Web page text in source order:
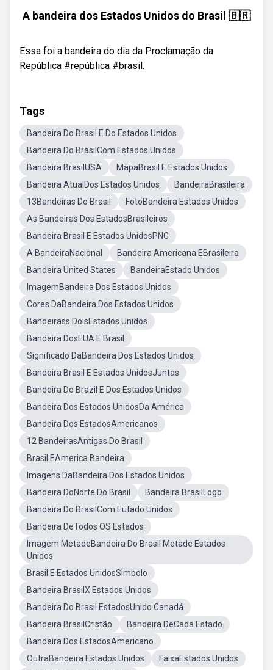
A bandeira dos Estados Unidos do Brasil 🇧🇷
Essa foi a bandeira do dia da Proclamação da
República #república #brasil.
Tags
Bandeira Do Brasil E Do Estados Unidos
Bandeira Do BrasilCom Estados Unidos
Bandeira BrasilUSA
MapaBrasil E Estados Unidos
Bandeira AtualDos Estados Unidos
BandeiraBrasileira
13Bandeiras Do Brasil
FotoBandeira Estados Unidos
As Bandeiras Dos EstadosBrasileiros
Bandeira Brasil E Estados UnidosPNG
A BandeiraNacional
Bandeira Americana EBrasileira
Bandeira United States
BandeiraEstado Unidos
ImagemBandeira Dos Estados Unidos
Cores DaBandeira Dos Estados Unidos
Bandeirass DoisEstados Unidos
Bandeira DosEUA E Brasil
Significado DaBandeira Dos Estados Unidos
Bandeira Brasil E Estados UnidosJuntas
Bandeira Do Brazil E Dos Estados Unidos
Bandeira Dos Estados UnidosDa América
Bandeira Dos EstadosAmericanos
12 BandeirasAntigas Do Brasil
Brasil EAmerica Bandeira
Imagens DaBandeira Dos Estados Unidos
Bandeira DoNorte Do Brasil
Bandeira BrasilLogo
Bandeira Do BrasilCom Eutado Unidos
Bandeira DeTodos OS Estados
Imagem MetadeBandeira Do Brasil Metade Estados
Unidos
Brasil E Estados UnidosSimbolo
Bandeira BrasilX Estados Unidos
Bandeira Do Brasil EstadosUnido Canadá
Bandeira BrasilCristão
Bandeira DeCada Estado
Bandeira Dos EstadosAmericano
OutraBandeira Estados Unidos
FaixaEstados Unidos